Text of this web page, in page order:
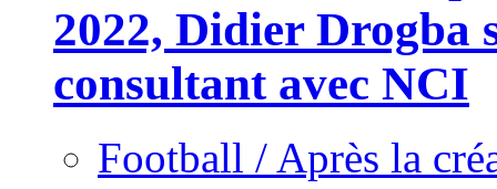
2022, Didier Drogba
consultant avec NCI
Football / Après la